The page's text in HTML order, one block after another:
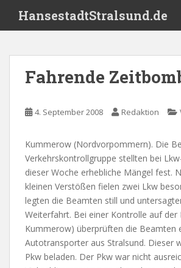
i
HansestadtStralsund.de
Fahrende
4. September 2008 Redaktion
Kummerow (Nordvorpommern). Die
Verkehrskontrollgruppe stellten bei
dieser Woche erhebliche Mängel fest.
kleinen Verstößen fielen zwei Lkw
legten die Beamten still und
Weiterfahrt. Bei einer Kontrolle auf der
Kummerow) überprüften die Beamten
Autotransporter aus Stralsund. Dieser
Pkw beladen. Der Pkw war nicht